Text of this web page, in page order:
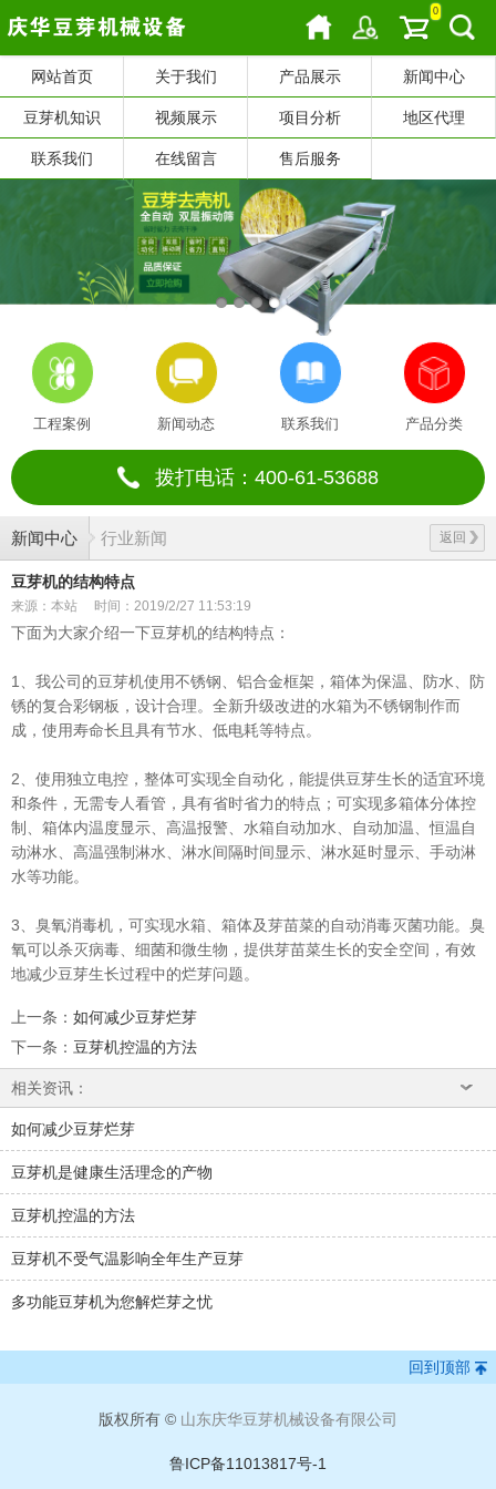
0
网站首页 关于我们 产品展示 新闻中心
豆芽机知识 视频展示 项目分析 地区代理
联系我们 在线留言 售后服务
工程案例 新闻动态 联系我们 产品分类
拨打电话：400-61-53688
新闻中心 返回
行业新闻
豆芽机的结构特点
来源：本站 时间：2019/2/27 11:53:19
下面为大家介绍一下豆芽机的结构特点：
1、我公司的豆芽机使用不锈钢、铝合金框架，箱体为保温、防水、防
锈的复合彩钢板，设计合理。全新升级改进的水箱为不锈钢制作而
成，使用寿命长且具有节水、低电耗等特点。
2、使用独立电控，整体可实现全自动化，能提供豆芽生长的适宜环境
和条件，无需专人看管，具有省时省力的特点；可实现多箱体分体控
制、箱体内温度显示、高温报警、水箱自动加水、自动加温、恒温自
动淋水、高温强制淋水、淋水间隔时间显示、淋水延时显示、手动淋
水等功能。
3、臭氧消毒机，可实现水箱、箱体及芽苗菜的自动消毒灭菌功能。臭
氧可以杀灭病毒、细菌和微生物，提供芽苗菜生长的安全空间，有效
地减少豆芽生长过程中的烂芽问题。
上一条 ： 如何减少豆芽烂芽
下一条 ： 豆芽机控温的方法
相关资讯：
如何减少豆芽烂芽
豆芽机是健康生活理念的产物
豆芽机控温的方法
豆芽机不受气温影响全年生产豆芽
多功能豆芽机为您解烂芽之忧
回到顶部
版权所有 © 山东庆华豆芽机械设备有限公司
鲁ICP备11013817号-1